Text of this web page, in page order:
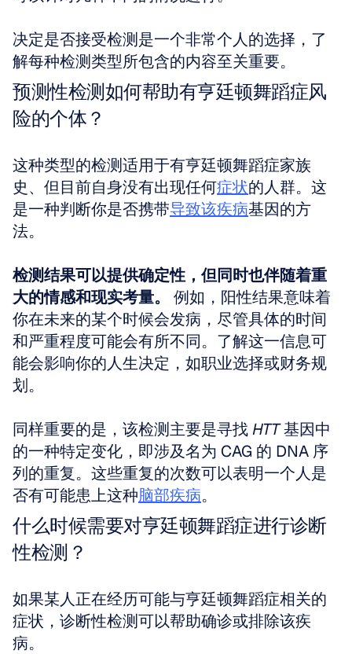
决定是否接受检测是一个非常个人的选择，了
解每种检测类型所包含的内容至关重要。
预测性检测如何帮助有亨廷顿舞蹈症风
险的个体？
这种类型的检测适用于有亨廷顿舞蹈症家族
史、但目前自身没有出现任何症状的人群。这
是一种判断你是否携带导致该疾病基因的方
法。
检测结果可以提供确定性，但同时也伴随着重
大的情感和现实考量。
例如，阳性结果意味着
你在未来的某个时候会发病，尽管具体的时间
和严重程度可能会有所不同。了解这一信息可
能会影响你的人生决定，如职业选择或财务规
划。
同样重要的是，该检测主要是寻找 HTT 基因中
的一种特定变化，即涉及名为 CAG 的 DNA 序
列的重复。这些重复的次数可以表明一个人是
否有可能患上这种脑部疾病。
什么时候需要对亨廷顿舞蹈症进行诊断
性检测？
如果某人正在经历可能与亨廷顿舞蹈症相关的
症状，诊断性检测可以帮助确诊或排除该疾
病。